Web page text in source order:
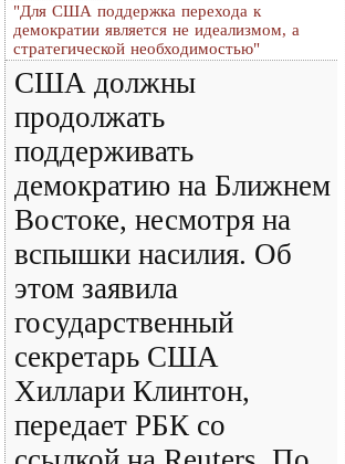
"Для США поддержка перехода к
демократии является не идеализмом, а
стратегической необходимостью"
США должны
продолжать
поддерживать
демократию на Ближнем
Востоке, несмотря на
вспышки насилия. Об
этом заявила
государственный
секретарь США
Хиллари Клинтон,
передает РБК со